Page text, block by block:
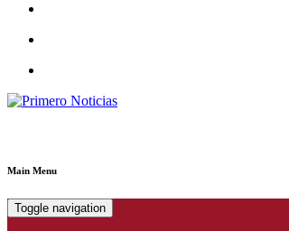
Main Menu
Toggle navigation